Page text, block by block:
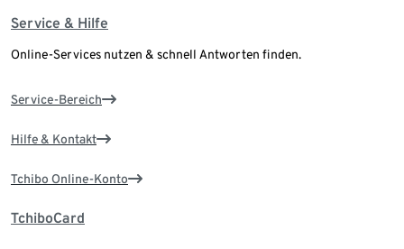
Service & Hilfe
Online-Services nutzen & schnell Antworten finden.
Service-Bereich
Hilfe & Kontakt
Tchibo Online-Konto
TchiboCard